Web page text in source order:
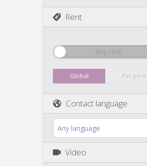
Rent
Any rent
Global Per pers.
Contact language
Any language
Video